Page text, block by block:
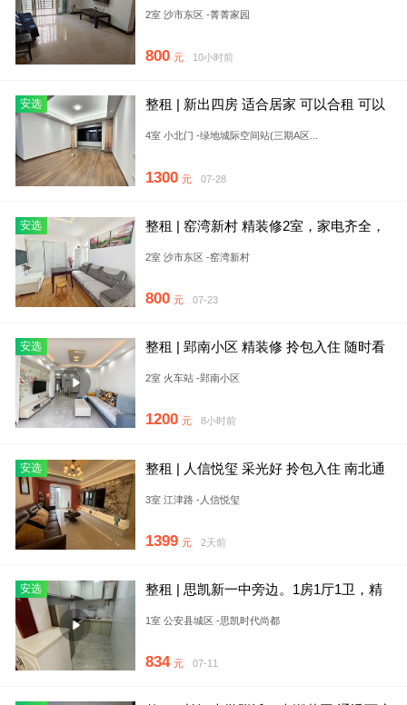
2室 沙市东区 -菁菁家园
800 元 10小时前
安选
整租 | 新出四房 适合居家 可以合租 可以
4室 小北门 -绿地城际空间站(三期A区...
1300 元 07-28
安选
整租 | 窑湾新村 精装修2室，家电齐全，
2室 沙市东区 -窑湾新村
800 元 07-23
安选
整租 | 郢南小区 精装修 拎包入住 随时看
2室 火车站 -郢南小区
1200 元 8小时前
安选
整租 | 人信悦玺 采光好 拎包入住 南北通
3室 江津路 -人信悦玺
1399 元 2天前
安选
整租 | 思凯新一中旁边。1房1厅1卫，精
1室 公安县城区 -思凯时代尚都
834 元 07-11